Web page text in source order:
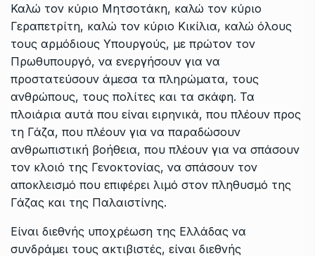
Καλώ τον κύριο Μητσοτάκη, καλώ τον κύριο
Γεραπετρίτη, καλώ τον κύριο Κικίλια, καλώ όλους
τους αρμόδιους Υπουργούς, με πρώτον τον
Πρωθυπουργό, να ενεργήσουν για να
προστατεύσουν άμεσα τα πληρώματα, τους
ανθρώπους, τους πολίτες και τα σκάφη. Τα
πλοιάρια αυτά που είναι ειρηνικά, που πλέουν προς
τη Γάζα, που πλέουν για να παραδώσουν
ανθρωπιστική βοήθεια, που πλέουν για να σπάσουν
τον κλοιό της Γενοκτονίας, να σπάσουν τον
αποκλεισμό που επιφέρει λιμό στον πληθυσμό της
Γάζας και της Παλαιστίνης.
Είναι διεθνής υποχρέωση της Ελλάδας να
συνδράμει τους ακτιβιστές, είναι διεθνής